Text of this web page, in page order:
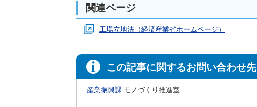
関連ページ
工場立地法（経済産業省ホームページ）
この記事に関するお問い合わせ先
産業振興課 モノづくり推進室